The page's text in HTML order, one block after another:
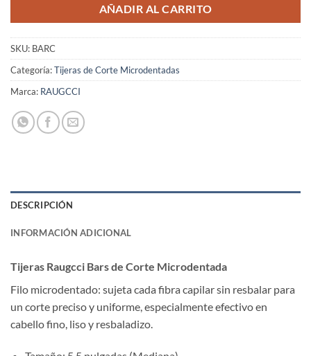
AÑADIR AL CARRITO
SKU: BARC
Categoría:Tijeras de Corte Microdentadas
Marca: RAUGCCI
DESCRIPCIÓN
INFORMACIÓN ADICIONAL
Tijeras Raugcci Bars de Corte Microdentada
Filo microdentado: sujeta cada fibra capilar sin resbalar para
un corte preciso y uniforme, especialmente efectivo en
cabello fino, liso y resbaladizo.